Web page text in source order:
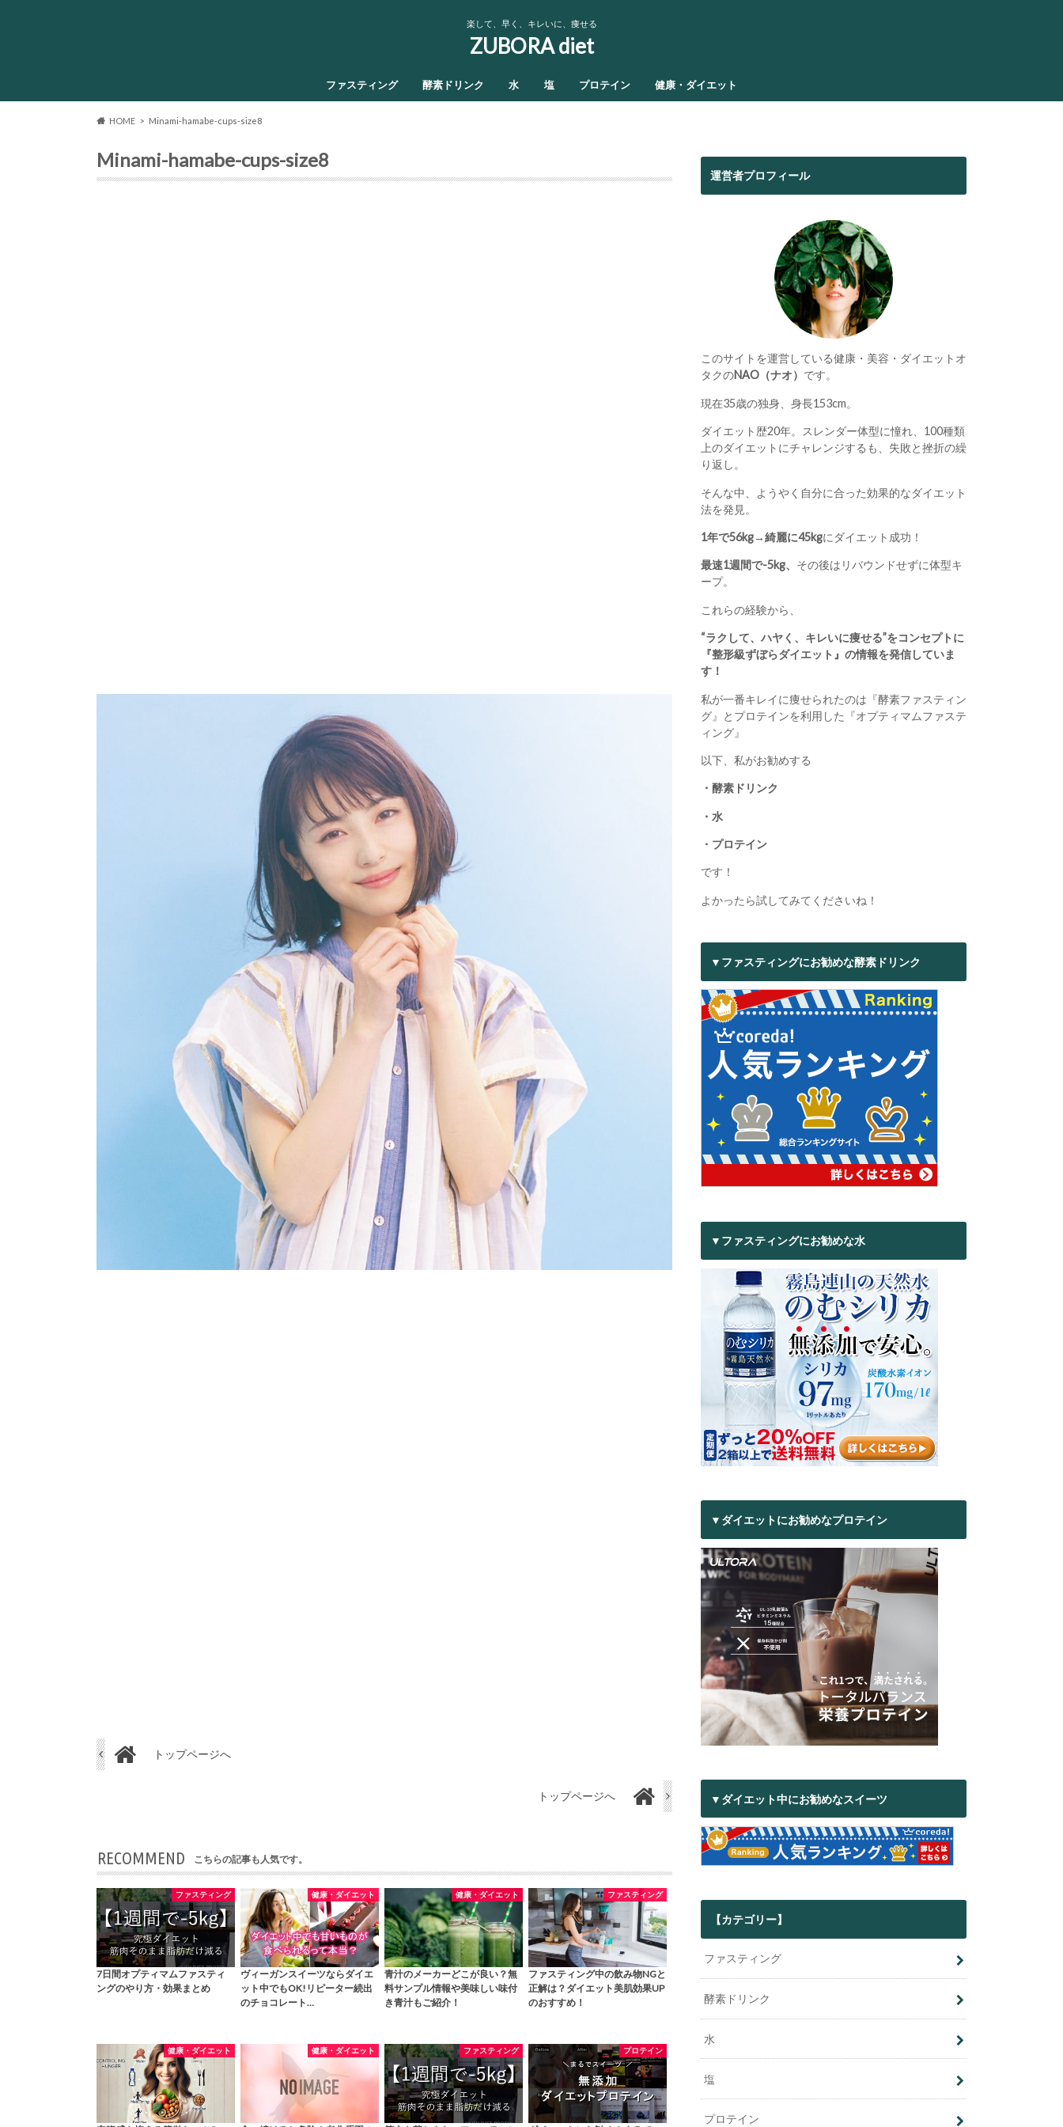
楽して、早く、キレいに、痩せる
ZUBORA diet
ファスティング 酵素ドリンク 水 塩 プロテイン 健康・ダイエット
HOME Minami-hamabe-cups-size8
Minami-hamabe-cups-size8
トップページへ
トップページへ
RECOMMEND こちらの記事も人気です。
ファスティング
7日間オプティマムファスティ
ングのやり方・効果まとめ
健康・ダイエット
ヴィーガンスイーツならダイエ
ット中でもOK!リピーター続出
のチョコレート…
健康・ダイエット
青汁のメーカーどこが良い？無
料サンプル情報や美味しい味付
き青汁もご紹介！
ファスティング
ファスティング中の飲み物NGと
正解は？ダイエット美肌効果UP
のおすすめ！
健康・ダイエット 健康・ダイエット ファスティング プロテイン
運営者プロフィール
このサイトを運営している健康・美容・ダイエットオ
タクのNAO（ナオ） です。
現在35歳の独身、身長153cm。
ダイエット歴20年。スレンダー体型に憧れ、100種類
上のダイエットにチャレンジするも、失敗と挫折の繰
り返し。
そんな中、ようやく自分に合った効果的なダイエット
法を発見。
1年で56kg→綺麗に45kgにダイエット成功！
最速1週間で-5kg、 その後はリバウンドせずに体型キ
ープ。
これらの経験から、
“ラクして、ハヤく、キレいに痩せる”をコンセプトに
『整形級ずぼらダイエット』の情報を発信していま
す！
私が一番キレイに痩せられたのは『酵素ファスティン
グ』とプロテインを利用した『オプティマムファステ
ィング』
以下、私がお勧めする
・酵素ドリンク
・水
・プロテイン
です！
よかったら試してみてくださいね！
▼ファスティングにお勧めな酵素ドリンク
▼ファスティングにお勧めな水
▼ダイエットにお勧めなプロテイン
▼ダイエット中にお勧めなスイーツ
【カテゴリー】
ファスティング
酵素ドリンク
水
塩
プロテイン